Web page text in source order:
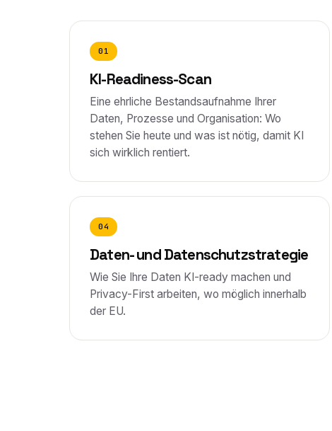
01
KI-Readiness-Scan
Eine ehrliche Bestandsaufnahme Ihrer
Daten, Prozesse und Organisation: Wo
stehen Sie heute und was ist nötig, damit KI
sich wirklich rentiert.
04
Daten- und Datenschutzstrategie
Wie Sie Ihre Daten KI-ready machen und
Privacy-First arbeiten, wo möglich innerhalb
der EU.